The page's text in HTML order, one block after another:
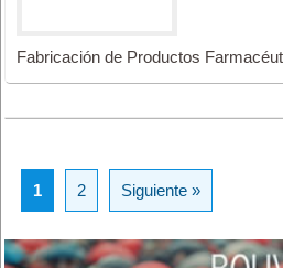
Fabricación de Productos
1 2 Siguiente »